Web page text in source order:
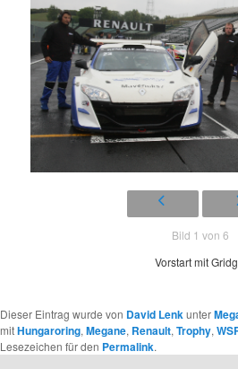
Bild 1 von 6
Vorstart mit
Dieser Eintrag wurde von David Lenkunter
mitHungaroring, Megane, Renault, Trophy,
Lesezeichen für den Permalink.